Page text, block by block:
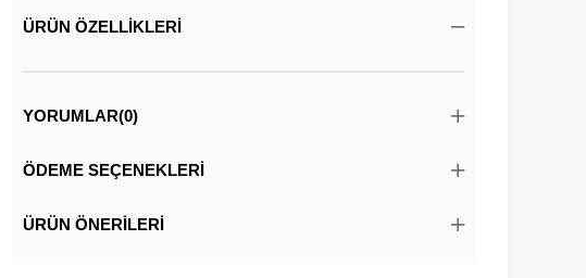
ÜRÜN ÖZELLIKLERI
YORUMLAR(0)
ÖDEME SEÇENEKLERI
ÜRÜN ÖNERILERI